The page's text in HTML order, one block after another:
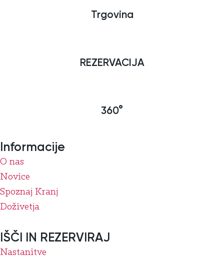
Trgovina
REZERVACIJA
360°
Informacije
O nas
Novice
Spoznaj Kranj
Doživetja
IŠČI IN REZERVIRAJ
Nastanitve